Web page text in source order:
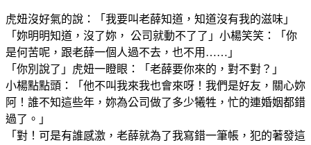
虎妞沒好氣的說：「我要叫老薛知道，知道沒有我的滋味」
「妳明明知道，沒了妳， 公司就動不了了」小楊笑笑：「你
是何苦呢，跟老薛一個人過不去，也不用……」
「你別說了」虎妞一瞪眼：「老薛要你來的，對不對？」
小楊點點頭：「他不叫我來我也會來呀！我們是好友，關心妳
阿！誰不知這些年，妳為公司做了多少犧牲，忙的連婚姻都錯
過了。」
「對！可是有誰感激，老薛就為了我寫錯一筆帳，犯的著發這